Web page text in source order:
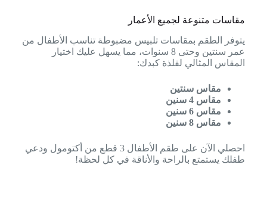
مقاسات متنوعة لجميع الأعمار
يتوفر الطقم بمقاسات تلبيس مضبوطة تناسب الأطفال من
عمر سنتين وحتى 8 سنوات، مما يسهل عليك اختيار
المقاس المثالي لفلذة كبدك:
مقاس سنتين
مقاس 4 سنين
مقاس 6 سنين
مقاس 8 سنين
احصلي الآن على طقم الأطفال 3 قطع من أكتومول ودعي
طفلك يستمتع بالراحة والأناقة في كل لحظة!